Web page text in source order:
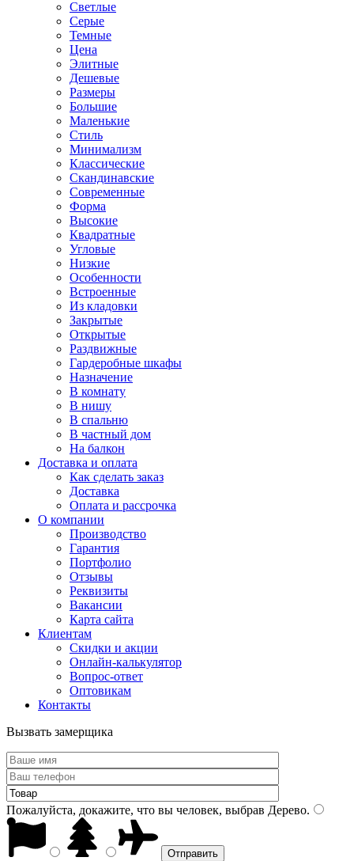
Светлые
Серые
Темные
Цена
Элитные
Дешевые
Размеры
Большие
Маленькие
Стиль
Минимализм
Классические
Скандинавские
Современные
Форма
Высокие
Квадратные
Угловые
Низкие
Особенности
Встроенные
Из кладовки
Закрытые
Открытые
Раздвижные
Гардеробные шкафы
Назначение
В комнату
В нишу
В спальню
В частный дом
На балкон
Доставка и оплата
Как сделать заказ
Доставка
Оплата и рассрочка
О компании
Производство
Гарантия
Портфолио
Отзывы
Реквизиты
Вакансии
Карта сайта
Клиентам
Скидки и акции
Онлайн-калькулятор
Вопрос-ответ
Оптовикам
Контакты
Вызвать замерщика
Пожалуйста, докажите, что вы человек, выбрав Дерево.